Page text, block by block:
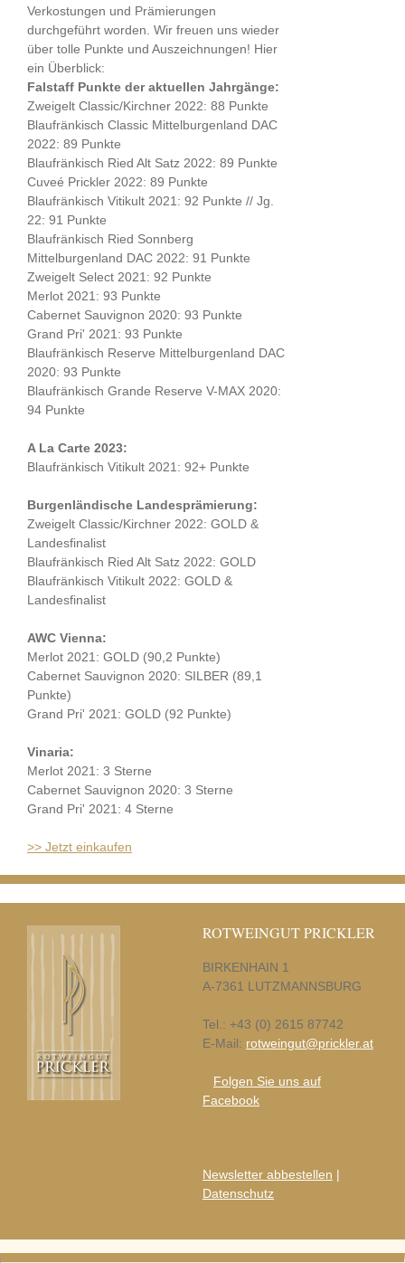
Verkostungen und Prämierungen
durchgeführt worden. Wir freuen uns wieder
über tolle Punkte und Auszeichnungen! Hier
ein Überblick:
Falstaff Punkte der aktuellen Jahrgänge:
Zweigelt Classic/Kirchner 2022: 88 Punkte
Blaufränkisch Classic Mittelburgenland DAC
2022: 89 Punkte
Blaufränkisch Ried Alt Satz 2022: 89 Punkte
Cuveé Prickler 2022: 89 Punkte
Blaufränkisch Vitikult 2021: 92 Punkte // Jg.
22: 91 Punkte
Blaufränkisch Ried Sonnberg
Mittelburgenland DAC 2022: 91 Punkte
Zweigelt Select 2021: 92 Punkte
Merlot 2021: 93 Punkte
Cabernet Sauvignon 2020: 93 Punkte
Grand Pri' 2021: 93 Punkte
Blaufränkisch Reserve Mittelburgenland DAC
2020: 93 Punkte
Blaufränkisch Grande Reserve V-MAX 2020:
94 Punkte
A La Carte 2023:
Blaufränkisch Vitikult 2021: 92+ Punkte
Burgenländische Landesprämierung:
Zweigelt Classic/Kirchner 2022: GOLD &
Landesfinalist
Blaufränkisch Ried Alt Satz 2022: GOLD
Blaufränkisch Vitikult 2022: GOLD &
Landesfinalist
AWC Vienna:
Merlot 2021: GOLD (90,2 Punkte)
Cabernet Sauvignon 2020: SILBER (89,1
Punkte)
Grand Pri' 2021: GOLD (92 Punkte)
Vinaria:
Merlot 2021: 3 Sterne
Cabernet Sauvignon 2020: 3 Sterne
Grand Pri' 2021: 4 Sterne
>> Jetzt einkaufen
ROTWEINGUT PRICKLER
BIRKENHAIN 1
A-7361 LUTZMANNSBURG
Tel.: +43 (0) 2615 87742
E-Mail: rotweingut@prickler.at
Folgen Sie uns auf
Facebook
Newsletter abbestellen |
Datenschutz